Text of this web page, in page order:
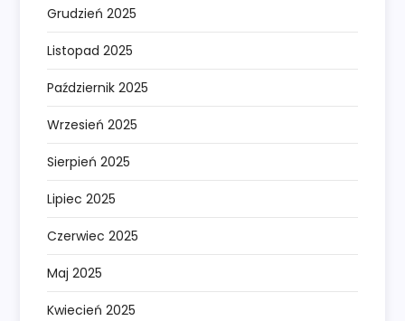
Grudzień 2025
Listopad 2025
Październik 2025
Wrzesień 2025
Sierpień 2025
Lipiec 2025
Czerwiec 2025
Maj 2025
Kwiecień 2025